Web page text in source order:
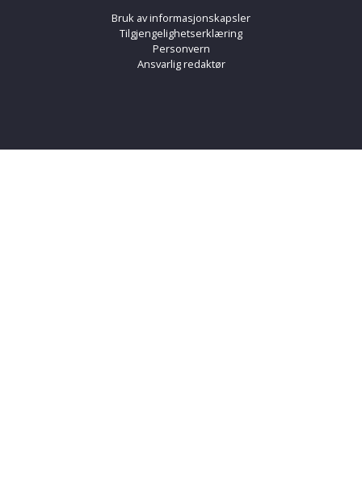
Bruk av informasjonskapsler
Tilgjengelighetserklæring
Personvern
Ansvarlig redaktør